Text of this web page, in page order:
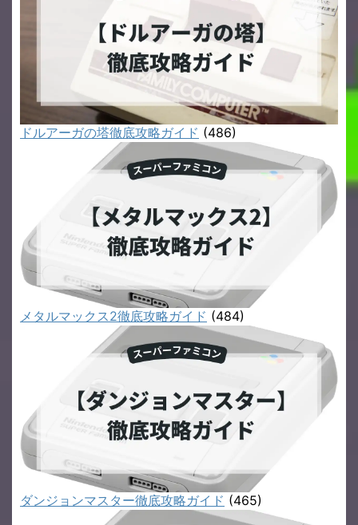
ドルアーガの塔徹底攻略ガイド (486)
メタルマックス2徹底攻略ガイド (484)
ダンジョンマスター徹底攻略ガイド (465)